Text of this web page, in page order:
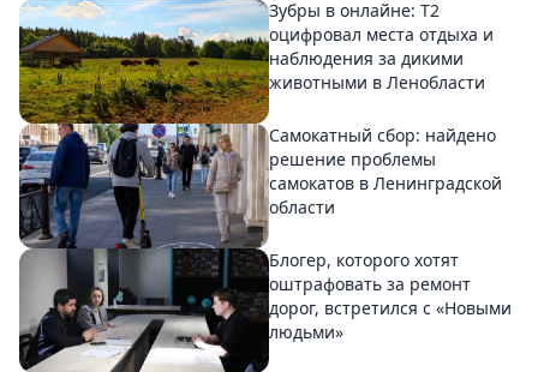
Зубры в онлайне: Т2
оцифровал места отдыха и
наблюдения за дикими
животными в Ленобласти
Самокатный сбор: найдено
решение проблемы
самокатов в Ленинградской
области
Блогер, которого хотят
оштрафовать за ремонт
дорог, встретился с «Новыми
людьми»